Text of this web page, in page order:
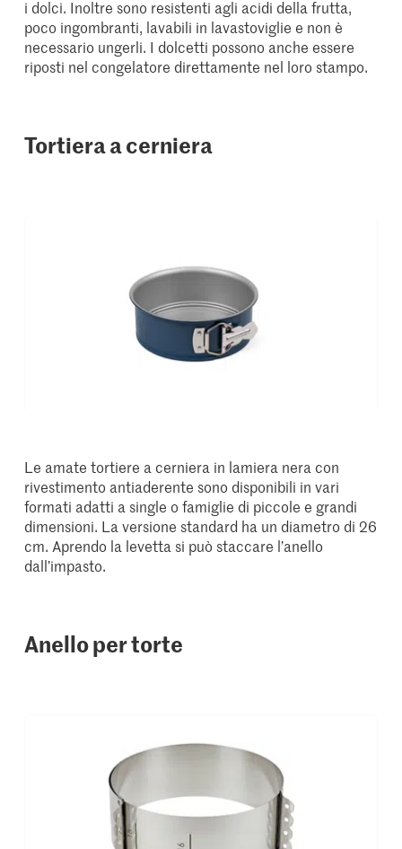
i dolci. Inoltre sono resistenti agli acidi della frutta,
poco ingombranti, lavabili in lavastoviglie e non è
necessario ungerli. I dolcetti possono anche essere
riposti nel congelatore direttamente nel loro stampo.
Tortiera a cerniera
Le amate tortiere a cerniera in lamiera nera con
rivestimento antiaderente sono disponibili in vari
formati adatti a single o famiglie di piccole e grandi
dimensioni. La versione standard ha un diametro di 26
cm. Aprendo la levetta si può staccare l’anello
dall’impasto.
Anello per torte